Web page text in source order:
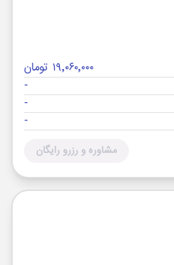
۱۹٬۰۶۰٬۰۰۰ تومان
-
-
-
مشاوره و رزرو رایگان